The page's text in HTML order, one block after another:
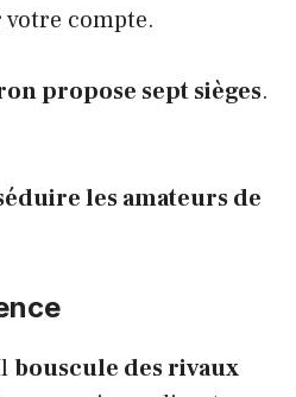
votre compte.
propose sept sièges.
les amateurs de
bouscule des rivaux